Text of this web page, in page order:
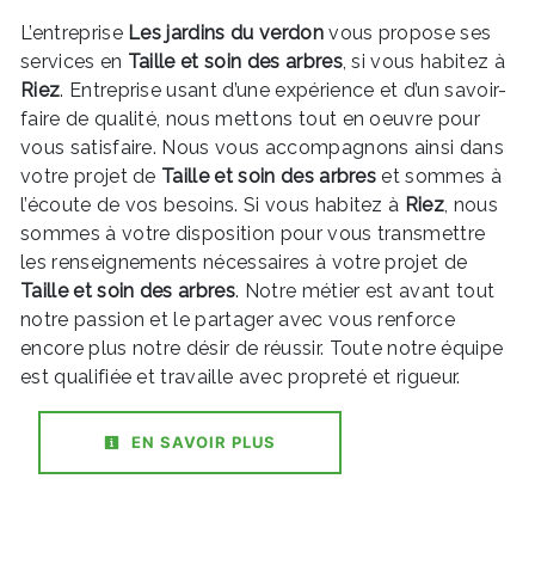
L’entreprise Les jardins du verdonvous propose ses
services en Taille et soin des arbres, si vous habitez à
Riez. Entreprise usant d’une expérience et d’un savoir-
faire de qualité, nous mettons tout en oeuvre pour
vous satisfaire. Nous vous accompagnons ainsi dans
votre projet de Taille et soin des arbres et sommes à
l’écoute de vos besoins. Si vous habitez à Riez , nous
sommes à votre disposition pour vous transmettre
les renseignements nécessaires à votre projet de
Taille et soin des arbres. Notre métier est avant tout
notre passion et le partager avec vous renforce
encore plus notre désir de réussir. Toute notre équipe
est qualifiée et travaille avec propreté et rigueur.
EN SAVOIR PLUS